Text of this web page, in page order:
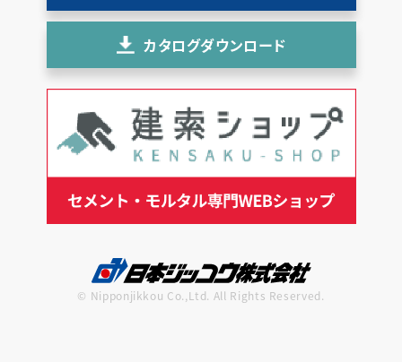
カタログダウンロード
© Nipponjikkou Co.,Ltd. All Rights Reserved.